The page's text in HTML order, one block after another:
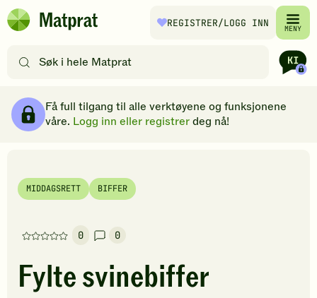
Hopp til hovedinnhold
Matprat
REGISTRER/LOGG INN MENY
etter
filtre
Få full tilgang til alle verktøyene og funksjonene
våre. Logg inn eller registrerdeg nå!
MIDDAGSRETT BIFFER
0
Denne
har
foreløpig
0
Fylte svinebiffer